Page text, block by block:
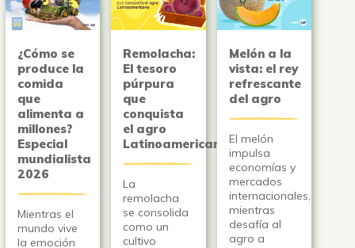
¿Cómo se
produce la
comida
que
alimenta a
millones?
Especial
mundialista
2026
Mientras el
mundo vive
la emoción
Remolacha:
El tesoro
púrpura
que
conquista
el agro
Latinoamericano
La
remolacha
se consolida
como un
cultivo
Melón a la
vista: el rey
refrescante
del agro
El melón
impulsa
economías y
mercados
internacionales,
mientras
desafía al
agro a